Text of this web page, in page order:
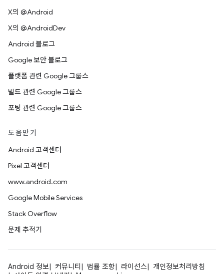
X의 @Android
X의 @AndroidDev
Android 블로그
Google 보안 블로그
플랫폼 관련 Google 그룹스
빌드 관련 Google 그룹스
포팅 관련 Google 그룹스
도움받기
Android 고객센터
Pixel 고객센터
www.android.com
Google Mobile Services
Stack Overflow
문제 추적기
Android 정보 커뮤니티 법률 조항 라이선스
개인정보처리방침